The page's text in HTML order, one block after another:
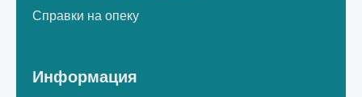
Справки на опеку
Информация